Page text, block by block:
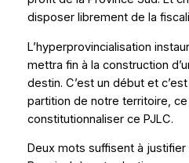
disposer librement de la
L’hyperprovincialisation
mettra fin à la construction
destin. C’est un début et
partition de notre territoire,
constitutionnaliser ce PJLC.
Deux mots suffisent à justifier